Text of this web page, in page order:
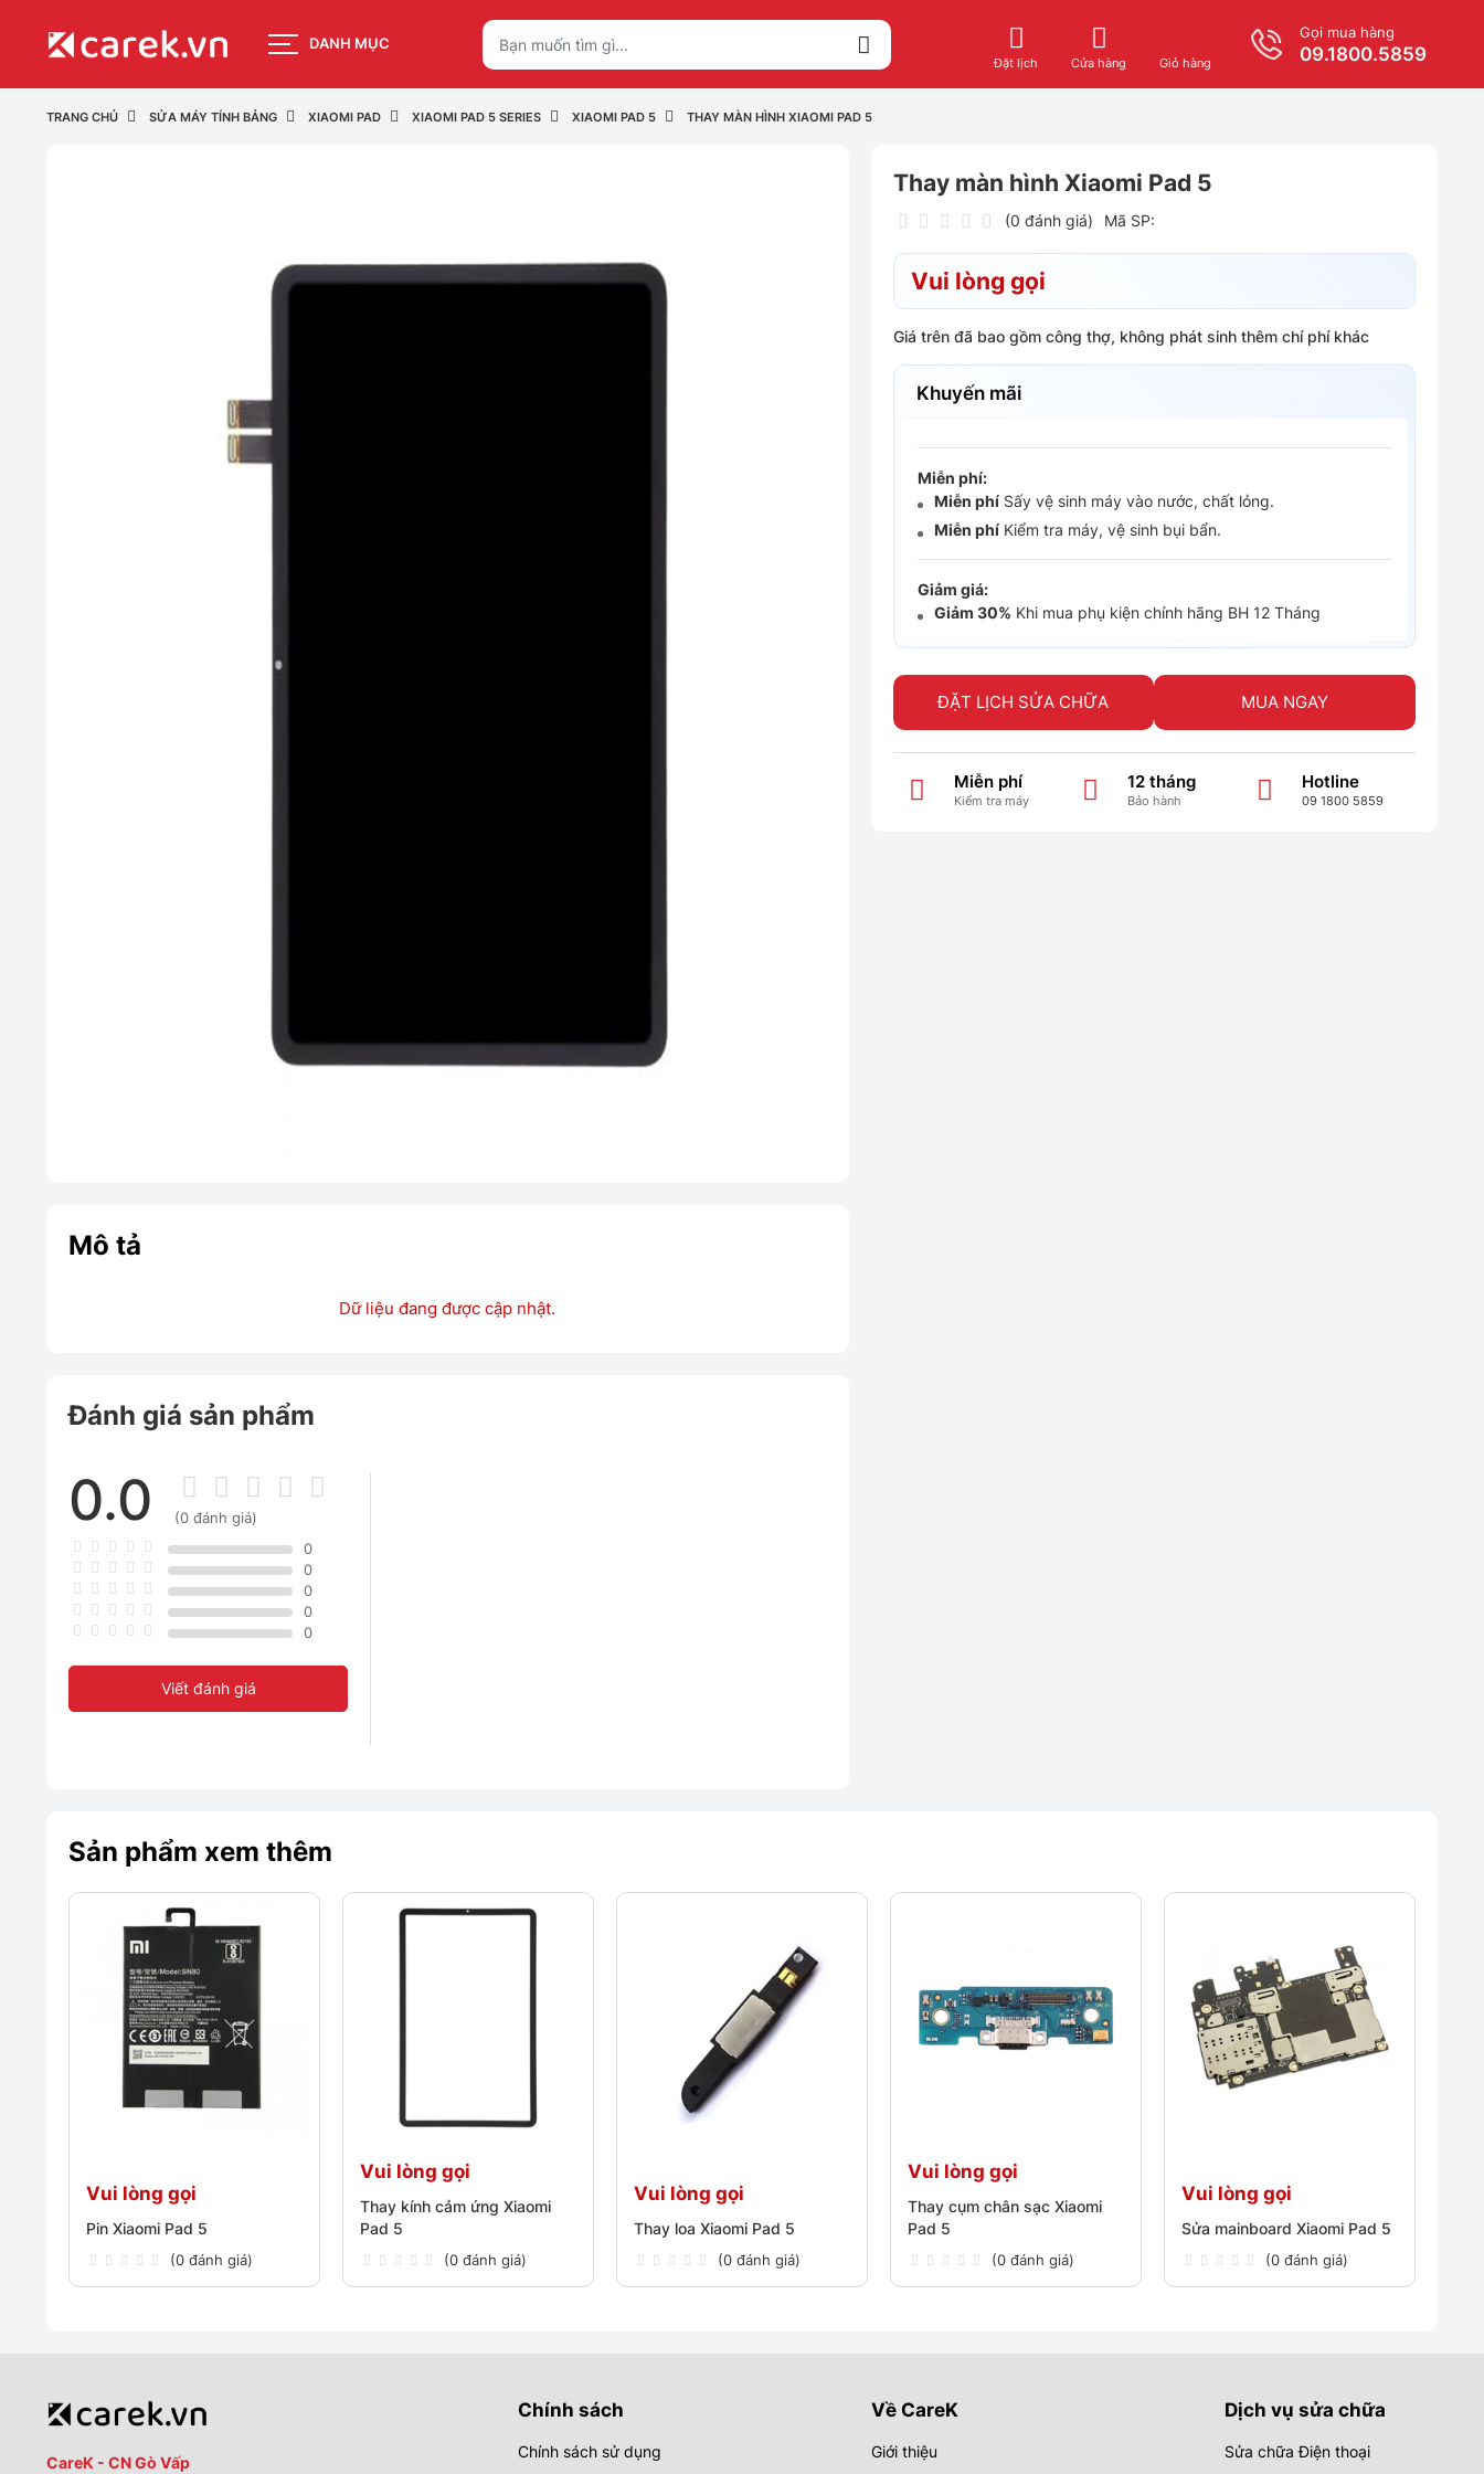
DANH MỤC
Đặt lịch Cửa hàng Giỏ hàng
Gọi mua hàng
09.1800.5859
TRANG CHỦ SỬA MÁY TÍNH BẢNG XIAOMI PAD XIAOMI PAD 5 SERIES XIAOMI PAD 5 THAY MÀN HÌNH XIAOMI PAD 5
Mô tả
Dữ liệu đang được cập nhật.
Đánh giá sản phẩm
0.0
(0 đánh giá)
0
0
0
0
0
Viết đánh giá
Thay màn hình Xiaomi Pad 5
(0 đánh giá) Mã SP:
Vui lòng gọi
Giá trên đã bao gồm công thợ, không phát sinh thêm chí phí khác
Khuyến mãi
Miễn phí:
Miễn phíSấy vệ sinh máy vào nước, chất lỏng.
Miễn phíKiểm tra máy, vệ sinh bụi bẩn.
Giảm giá:
Giảm 30% Khi mua phụ kiện chính hãng BH 12 Tháng
ĐẶT LỊCH SỬA CHỮA MUA NGAY
Miễn phí
Kiểm tra máy
12 tháng
Bảo hành
Hotline
09 1800 5859
Sản phẩm xem thêm
Vui lòng gọi
Pin Xiaomi Pad 5
(0 đánh giá)
Vui lòng gọi
Thay kính cảm ứng Xiaomi
Pad 5
(0 đánh giá)
Vui lòng gọi
Thay loa Xiaomi Pad 5
(0 đánh giá)
Vui lòng gọi
Thay cụm chân sạc Xiaomi
Pad 5
(0 đánh giá)
Vui lòng gọi
Sửa mainboard Xiaomi Pad 5
(0 đánh giá)
CareK - CN Gò Vấp
Chính sách
Chính sách sử dụng
Về CareK
Giới thiệu
Dịch vụ sửa chữa
Sửa chữa Điện thoại